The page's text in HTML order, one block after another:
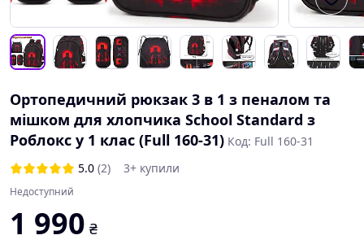
Ортопедичний рюкзак 3 в 1 з пеналом та
мішком для хлопчика School Standard з
Роблокс у 1 клас (Full 160-31) Код: Full 160-31
5.0 (2) 3+ купили
Недоступний
1 990 ₴